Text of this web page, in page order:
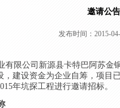
邀请公告
发布时间：2015-
限公司新源县卡特巴阿苏金
，建设资金为企业自筹，项目
年坑探工程进行邀请招标。